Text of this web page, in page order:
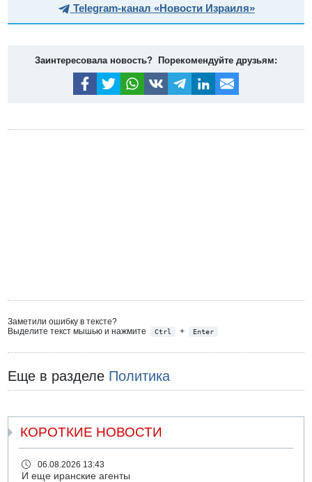
Telegram-канал «Новости Израиля»
Заинтересовала новость? Порекомендуйте друзьям:
Заметили ошибку в тексте?
Выделите текст мышью и нажмите
Ctrl + Enter
Еще в разделе Политика
КОРОТКИЕ НОВОСТИ
06.08.2026 13:43
И еще иранские агенты